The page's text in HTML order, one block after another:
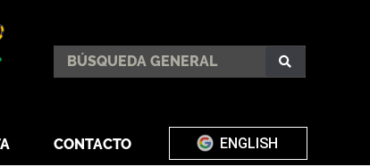
CONTACTO ENGLISH